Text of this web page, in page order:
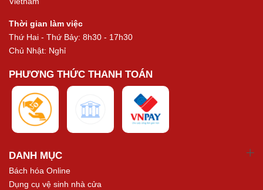
Thời gian làm việc
Thứ Hai - Thứ Bảy: 8h30 - 17h30
Chủ Nhật: Nghỉ
PHƯƠNG THỨC THANH TOÁN
DANH MỤC
Bách hóa Online
Dụng cụ vệ sinh nhà cửa